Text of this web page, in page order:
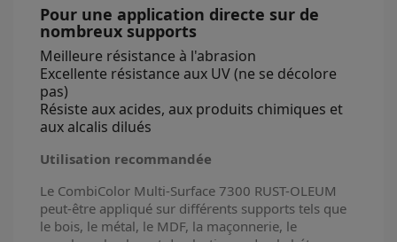
Pour une application directe sur de
nombreux supports
Meilleure résistance à l'abrasion
Excellente résistance aux UV (ne se décolore
pas)
Résiste aux acides, aux produits chimiques et
aux alcalis dilués
Utilisation recommandée
Le CombiColor Multi-Surface 7300 RUST-OLEUM
peut-être appliqué sur différents supports tels que
le bois, le métal, le MDF, la maçonnerie, le